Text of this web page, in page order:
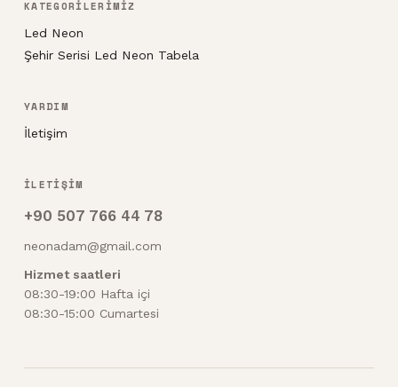
KATEGORİLERİMİZ
Led Neon
Şehir Serisi Led Neon Tabela
YARDIM
İletişim
İLETİŞİM
+90 507 766 44 78
neonadam@gmail.com
Hizmet saatleri
08:30-19:00 Hafta içi
08:30-15:00 Cumartesi